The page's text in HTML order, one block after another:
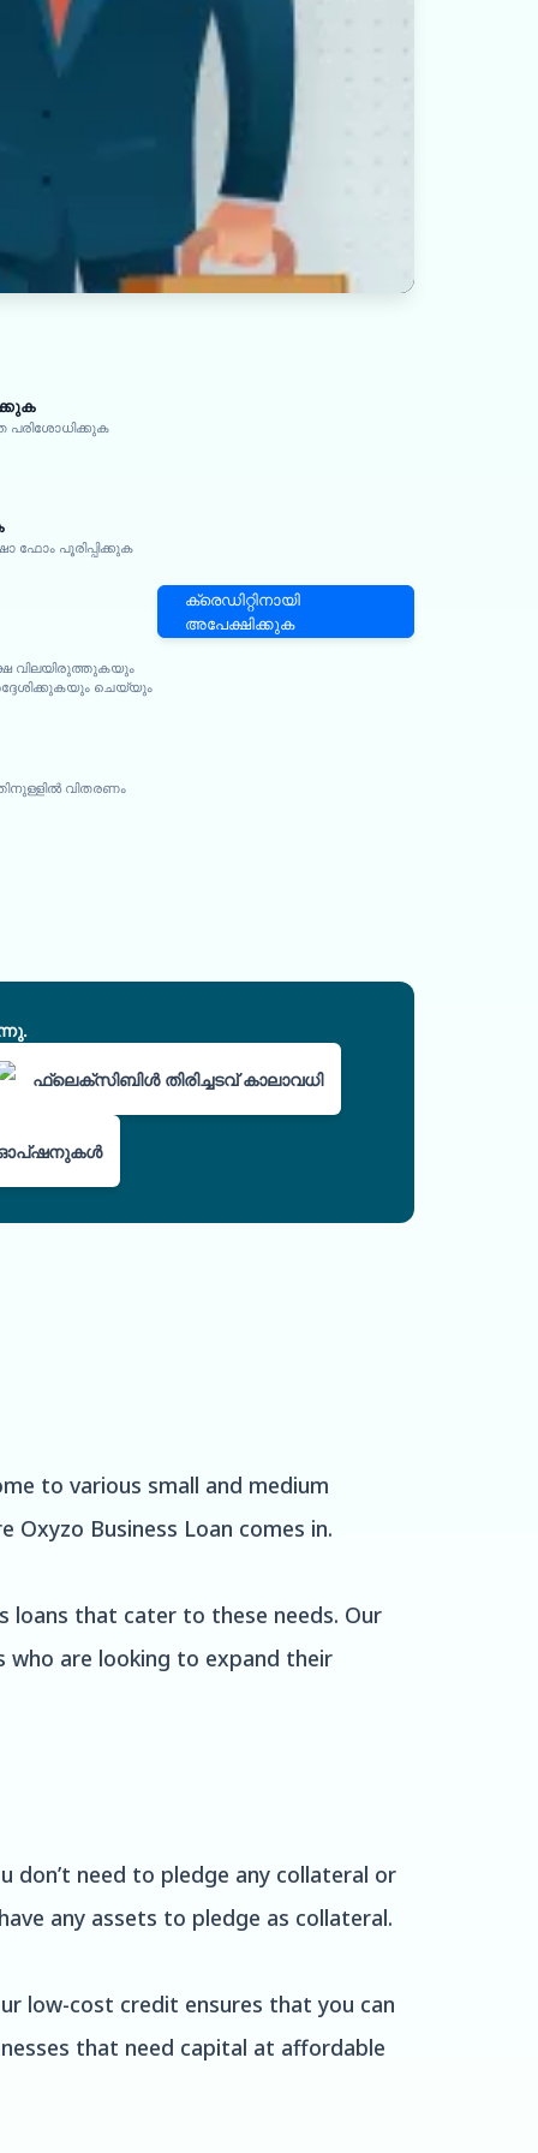
ഫോം പൂരിപ്പിക്കുക
വിലയിരുത്തുകയും
ചെയ്യും
വിതരണം
ക്രെഡിറ്റിനായി
അപേക്ഷിക്കുക
ഫ്ലെക്സിബിൾ തിരിച്ചടവ് കാലാവധി
ഓപ്ഷനുകൾ
to various small and medium
Oxyzo Business Loan comes in.
loans that cater to these needs. Our
who are looking to expand their
don’t need to pledge any collateral or
any assets to pledge as collateral.
low-cost credit ensures that you can
that need capital at affordable